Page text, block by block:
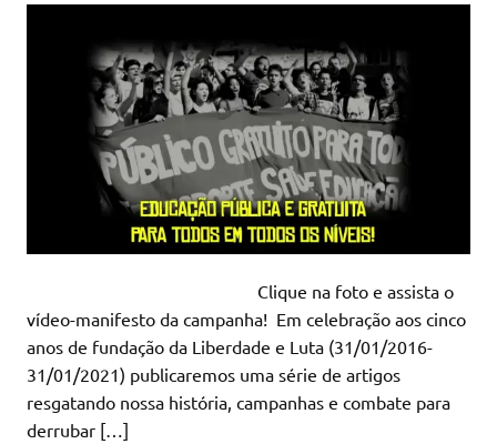
Clique na foto e assista o
vídeo-manifesto da campanha! Em celebração aos cinco
anos de fundação da Liberdade e Luta (31/01/2016-
31/01/2021) publicaremos uma série de artigos
resgatando nossa história, campanhas e combate para
derrubar […]